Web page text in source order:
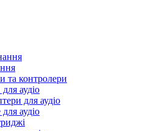
та контролери
аудіо
для аудіо
аудіо